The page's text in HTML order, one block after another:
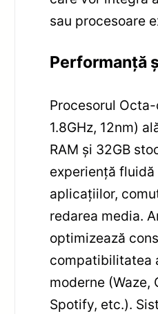
sau procesoare
Performanță
Procesorul
1.8GHz, 12nm)
RAM și 32GB
experiență fluidă
aplicațiilor,
redarea media.
optimizează
compatibilitatea
moderne (Waze,
Spotify, etc.).